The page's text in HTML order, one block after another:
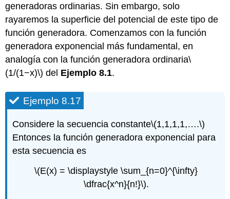
generadoras ordinarias. Sin embargo, solo
rayaremos la superficie del potencial de este tipo de
función generadora. Comenzamos con la función
generadora exponencial más fundamental, en
analogía con la función generadora ordinaria\
(1/(1−x)\) del Ejemplo 8.1.
Ejemplo 8.17
Considere la secuencia constante\(1,1,1,1,….\)
Entonces la función generadora exponencial para
esta secuencia es
\(E(x) = \displaystyle \sum_{n=0}^{\infty}
\dfrac{x^n}{n!}\).